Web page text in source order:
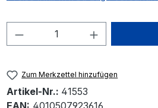
Produkt Anzahl: Gib
Zum Merkzettel hinzufügen
Artikel-Nr.: 41553